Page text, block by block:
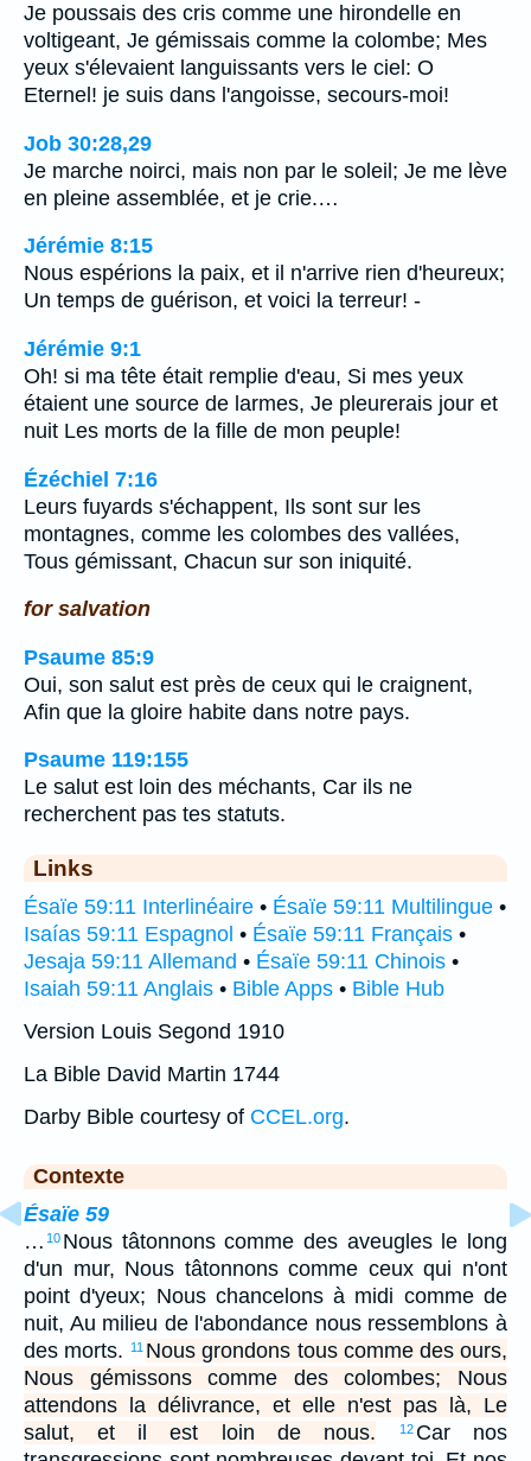
Je poussais des cris comme une hirondelle en
voltigeant, Je gémissais comme la colombe; Mes
yeux s'élevaient languissants vers le ciel: O
Eternel! je suis dans l'angoisse, secours-moi!
Job 30:28,29
Je marche noirci, mais non par le soleil; Je me lève
en pleine assemblée, et je crie.…
Jérémie 8:15
Nous espérions la paix, et il n'arrive rien d'heureux;
Un temps de guérison, et voici la terreur! -
Jérémie 9:1
Oh! si ma tête était remplie d'eau, Si mes yeux
étaient une source de larmes, Je pleurerais jour et
nuit Les morts de la fille de mon peuple!
Ézéchiel 7:16
Leurs fuyards s'échappent, Ils sont sur les
montagnes, comme les colombes des vallées,
Tous gémissant, Chacun sur son iniquité.
for salvation
Psaume 85:9
Oui, son salut est près de ceux qui le craignent,
Afin que la gloire habite dans notre pays.
Psaume 119:155
Le salut est loin des méchants, Car ils ne
recherchent pas tes statuts.
Links
Ésaïe 59:11 Interlinéaire • Ésaïe 59:11 Multilingue •
Isaías 59:11 Espagnol • Ésaïe 59:11 Français •
Jesaja 59:11 Allemand • Ésaïe 59:11 Chinois •
Isaiah 59:11 Anglais • Bible Apps • Bible Hub
Version Louis Segond 1910
La Bible David Martin 1744
Darby Bible courtesy of CCEL.org.
Contexte
Ésaïe 59
… 10 Nous tâtonnons comme des aveugles le long
d'un mur, Nous tâtonnons comme ceux qui n'ont
point d'yeux; Nous chancelons à midi comme de
nuit, Au milieu de l'abondance nous ressemblons à
des morts.
11 Nous grondons tous comme des ours,
Nous gémissons comme des colombes; Nous
attendons la délivrance, et elle n'est pas là, Le
salut, et il est loin de nous.
12 Car nos